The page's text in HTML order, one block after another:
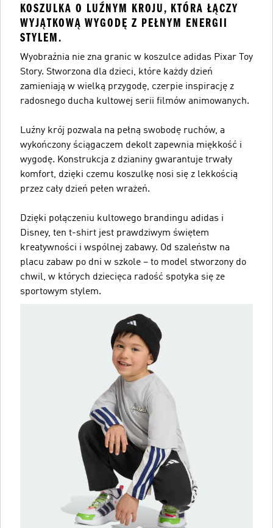
KOSZULKA O LUŹNYM KROJU, KTÓRA ŁĄCZY
WYJĄTKOWĄ WYGODĘ Z PEŁNYM ENERGII
STYLEM.
Wyobraźnia nie zna granic w koszulce adidas Pixar Toy
Story. Stworzona dla dzieci, które każdy dzień
zamieniają w wielką przygodę, czerpie inspirację z
radosnego ducha kultowej serii filmów animowanych.
Luźny krój pozwala na pełną swobodę ruchów, a
wykończony ściągaczem dekolt zapewnia miękkość i
wygodę. Konstrukcja z dzianiny gwarantuje trwały
komfort, dzięki czemu koszulkę nosi się z lekkością
przez cały dzień pełen wrażeń.
Dzięki połączeniu kultowego brandingu adidas i
Disney, ten t-shirt jest prawdziwym świętem
kreatywności i wspólnej zabawy. Od szaleństw na
placu zabaw po dni w szkole – to model stworzony do
chwil, w których dziecięca radość spotyka się ze
sportowym stylem.